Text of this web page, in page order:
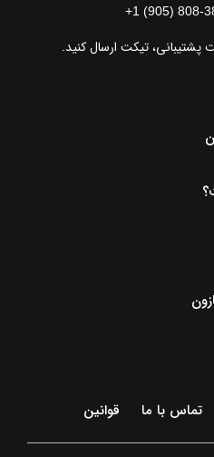
+1 (905) 808-
پشتیبانی، تیکت ارسال کنید.
تماس با ما قوانین